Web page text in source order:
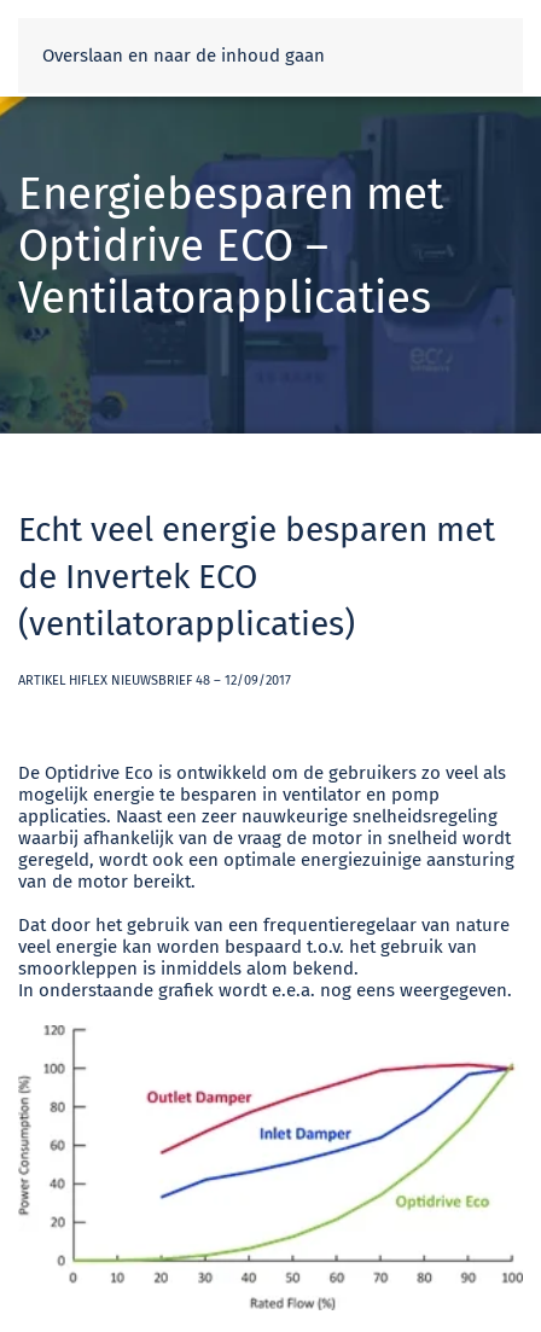
Overslaan en naar de inhoud gaan
Energiebesparen met
Optidrive ECO –
Ventilatorapplicaties
Echt veel energie besparen met
de Invertek ECO
(ventilatorapplicaties)
ARTIKEL HIFLEX NIEUWSBRIEF 48 – 12/09/2017
De Optidrive Eco is ontwikkeld om de gebruikers zo veel als
mogelijk energie te besparen in ventilator en pomp
applicaties. Naast een zeer nauwkeurige snelheidsregeling
waarbij afhankelijk van de vraag de motor in snelheid wordt
geregeld, wordt ook een optimale energiezuinige aansturing
van de motor bereikt.
Dat door het gebruik van een frequentieregelaar van nature
veel energie kan worden bespaard t.o.v. het gebruik van
smoorkleppen is inmiddels alom bekend.
In onderstaande grafiek wordt e.e.a. nog eens weergegeven.